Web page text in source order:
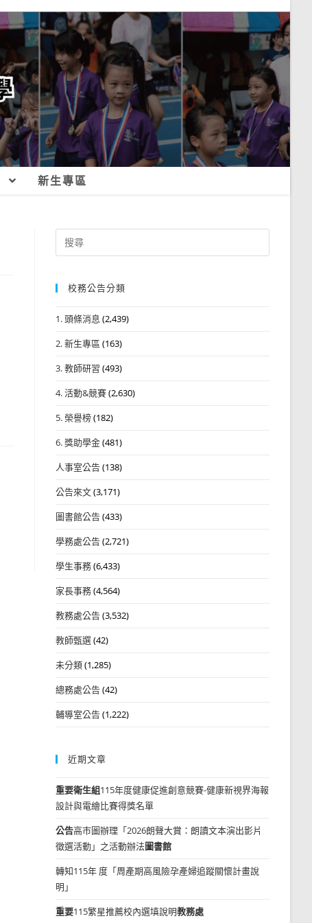
新生專區
Search
for:
校務公告分類
1. 頭條消息 (2,439)
2. 新生專區 (163)
3. 教師研習 (493)
4. 活動&競賽(2,630)
5. 榮譽榜(182)
6. 獎助學金(481)
人事室公告(138)
公告來文(3,171)
圖書館公告(433)
學務處公告(2,721)
學生事務(6,433)
家長事務(4,564)
教務處公告(3,532)
教師甄選(42)
未分類(1,285)
總務處公告(42)
輔導室公告(1,222)
近期文章
重要衛生組115年度健康促進創意競賽-健康新視界海報
設計與電繪比賽得獎名單
公告高市圖辦理「2026朗聲大賞：朗讀文本演出影片
徵選活動」之活動辦法圖書館
轉知115年 度「周產期高風險孕產婦追蹤關懷計畫說
明」
重要115繁星推薦校內選填說明教務處